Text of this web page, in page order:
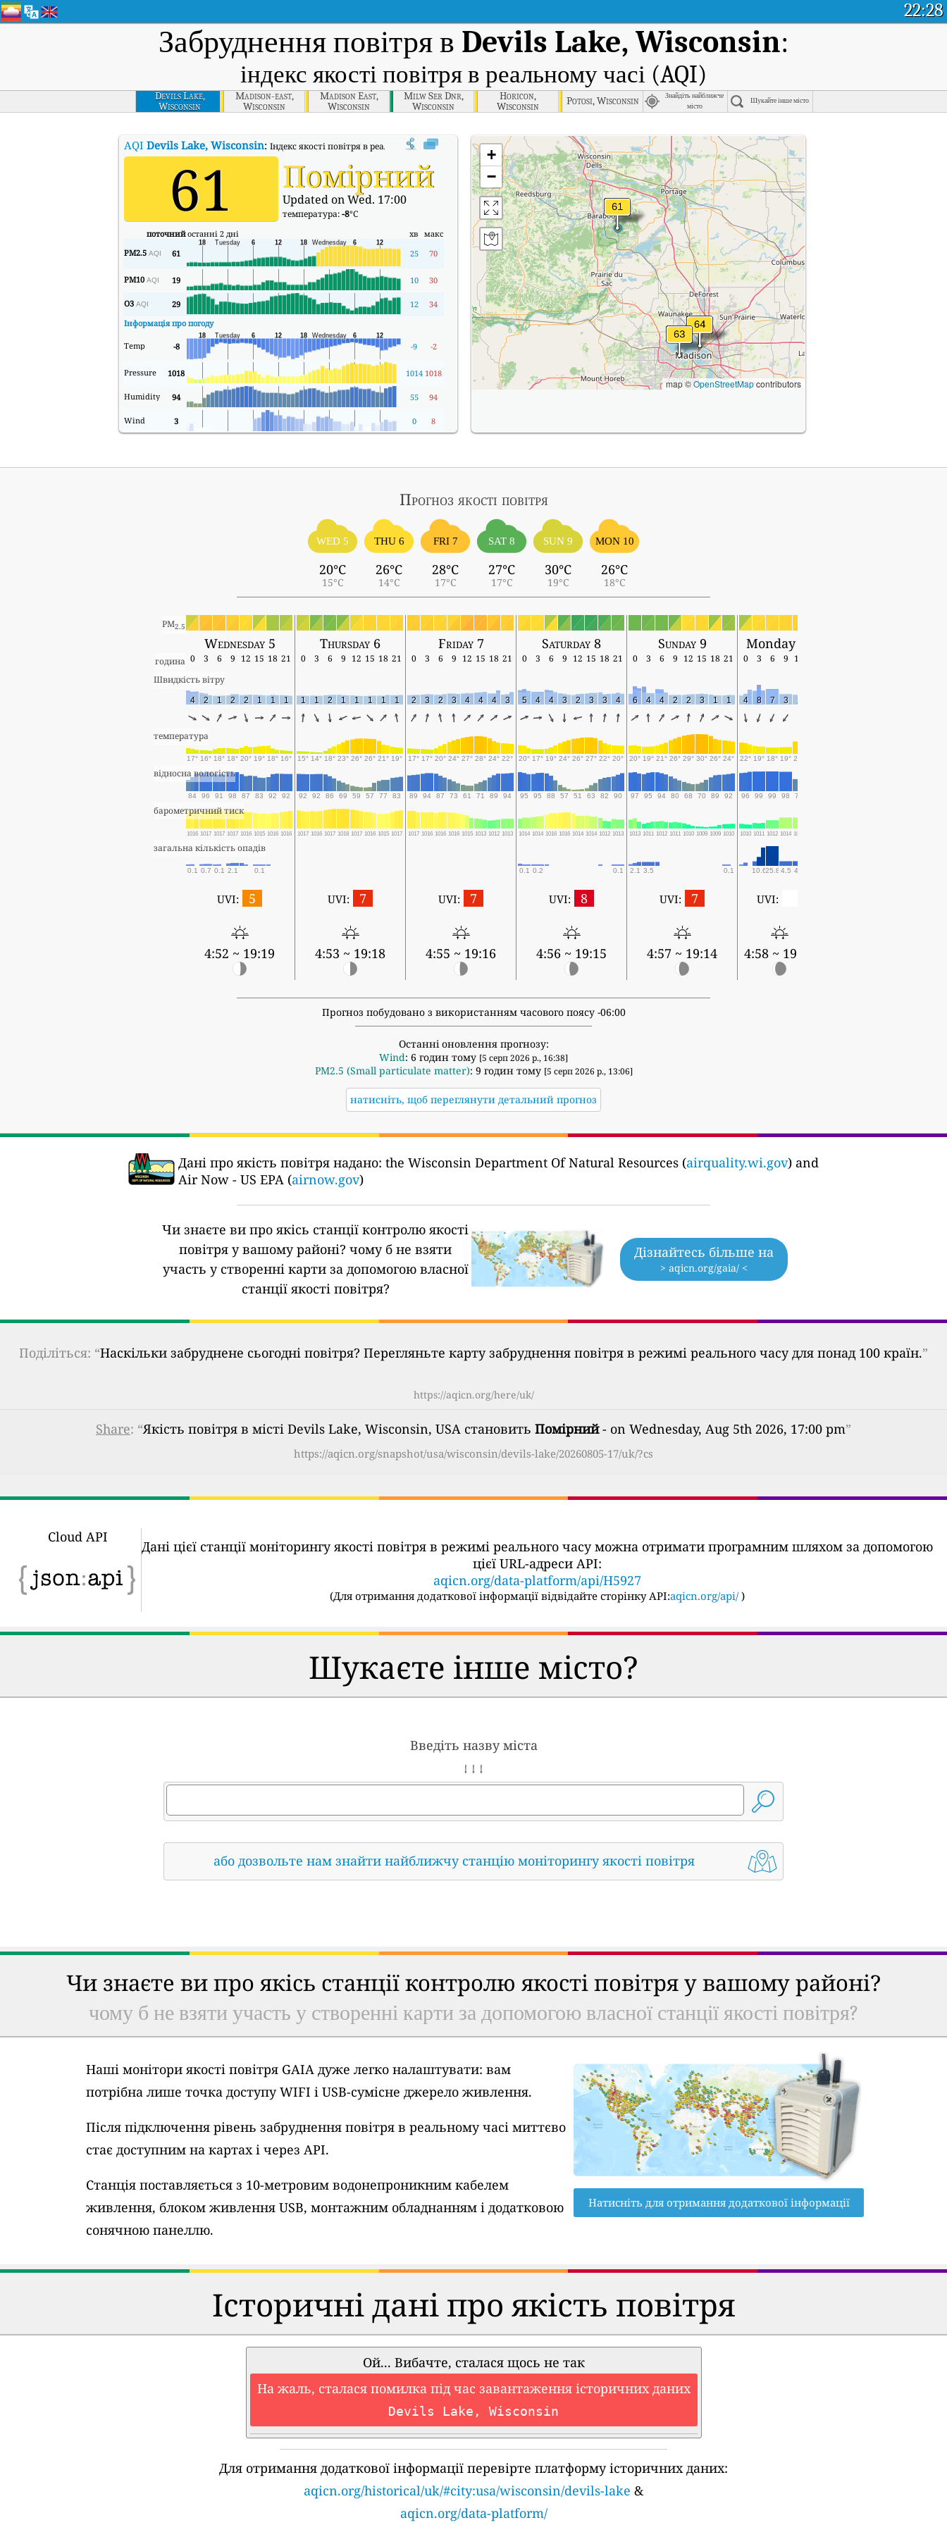
22:28
Забруднення повітря в Devils Lake, Wisconsin:
індекс якості повітря в реальному часі (AQI)
Devils Lake,
Wisconsin
Madison-east,
Wisconsin
Madison East,
Wisconsin
Milw Ser Dnr,
Wisconsin
Horicon,
Wisconsin
Potosi, Wisconsin
Знайдіть найближче
місто
Шукайте інше місто
AQI Devils Lake, Wisconsin: Індекс якості повітря в реальному часі (AQI) Devils Lake, Wisconsin.
61 Помірний
Updated on Wed. 17:00
температура:-8°C
поточнийостанні 2 дні хв макс
PM2.5 AQI 61 25 70
PM10 AQI 19 10 30
O3 AQI 29 12
34
Інформація про погоду
Temp -8 -9 -2
Pressure 1018 1014 1018
Humidity 94 55 94
Wind 3 0 8
+
−
map ©OpenStreetMapcontributors
Прогноз якості повітря
WED 5
20°C
15°C
THU 6
26°C
14°C
FRI 7
28°C
17°C
SAT 8
27°C
17°C
SUN 9
30°C
19°C
MON 10
26°C
18°C
PM2.5
Wednesday 5 Thursday 6 Friday 7 Saturday 8 Sunday 9 Monday 10
година 0 3 6 9 12 15 18 21 0 3 6 9 12 15 18 21 0 3 6 9 12 15 18 21 0 3 6 9 12 15 18 21 0 3 6 9 12 15 18 21 0 3 6 9 12
Швидкість вітру
4 2 1 2 2 1 1 1 1 1 2 1 1 1 1 1 2 3 2 3 4 4 4 3 5 4 4 3 2 3 3 4 6 4 4 2 2 3 1 1 4 8 7 3 2
температура
17° 16° 18° 18° 20° 19° 18° 16° 15° 14° 18° 23° 26° 26° 21° 19° 17° 17° 20° 24° 27° 28° 24° 22° 20° 17° 19° 24° 26° 27° 22° 20° 20° 19° 21° 26° 29° 30° 26° 24° 22° 19° 18° 19° 24°
відносна вологість
84 96 91 98 87 83 92 92 92 92 86 69 59 57 77 83 89 94 87 73 61 71 89 94 95 95 88 57 51 63 82 90 97 95 94 80 68 70 89 92 96 99 99 98 79
барометричний тиск
1016 1017 1017 1017 1016 1015 1016 1016 1017 1016 1017 1018 1017 1016 1015 1017 1017 1016 1016 1016 1015 1013 1012 1013 1014 1014 1016 1016 1014 1014 1012 1013 1013 1011 1012 1011 1010 1009 1009 1010 1010 1011 1012 1014 1014
загальна кількість опадів
0.1 0.7 0.1 2.1 0.1 0.1 0.2 0.1 2.1 3.5 0.1 10.625.8 4.5 4.6
UVI: 5
4:52 ~ 19:19
UVI: 7
4:53 ~ 19:18
UVI: 7
4:55 ~ 19:16
UVI: 8
4:56 ~ 19:15
UVI: 7
4:57 ~ 19:14
UVI:
4:58 ~ 19:12
Прогноз побудовано з використанням часового поясу -06:00
Останні оновлення прогнозу:
Wind: 6 годин тому [5 серп 2026 р., 16:38]
PM2.5 (Small particulate matter): 9 годин тому [5 серп 2026 р., 13:06]
натисніть, щоб переглянути детальний прогноз
Дані про якість повітря надано: the Wisconsin Department Of Natural Resources (airquality.wi.gov) and
Air Now - US EPA (airnow.gov)
Чи знаєте ви про якісь станції контролю якості
повітря у вашому районі? чому б не взяти
участь у створенні карти за допомогою власної
станції якості повітря?
Дізнайтесь більше на
> aqicn.org/gaia/ <
Поділіться: “Наскільки забруднене сьогодні повітря? Перегляньте карту забруднення повітря в режимі реального часу для понад 100 країн.”
https://aqicn.org/here/uk/
Share: “Якість повітря в місті Devils Lake, Wisconsin, USA становить Помірний- on Wednesday, Aug 5th 2026, 17:00 pm”
https://aqicn.org/snapshot/usa/wisconsin/devils-lake/20260805-17/uk/?cs
Cloud API
Дані цієї станції моніторингу якості повітря в режимі реального часу можна отримати програмним шляхом за допомогою
цієї URL-адреси API:
aqicn.org/data-platform/api/H5927
(Для отримання додаткової інформації відвідайте сторінку API:aqicn.org/api/ )
Шукаєте інше місто?
Введіть назву міста
↓ ↓ ↓
або дозвольте нам знайти найближчу станцію моніторингу якості повітря
Чи знаєте ви про якісь станції контролю якості повітря у вашому районі?
чому б не взяти участь у створенні карти за допомогою власної станції якості повітря?
Наші монітори якості повітря GAIA дуже легко налаштувати: вам
потрібна лише точка доступу WIFI і USB-сумісне джерело живлення.
Після підключення рівень забруднення повітря в реальному часі миттєво
стає доступним на картах і через API.
Станція поставляється з 10-метровим водонепроникним кабелем
живлення, блоком живлення USB, монтажним обладнанням і додатковою
сонячною панеллю.
Натисніть для отримання додаткової інформації
Історичні дані про якість повітря
Ой... Вибачте, сталася щось не так
На жаль, сталася помилка під час завантаження історичних даних
Devils Lake, Wisconsin
Для отримання додаткової інформації перевірте платформу історичних даних:
aqicn.org/historical/uk/#city:usa/wisconsin/devils-lake &
aqicn.org/data-platform/